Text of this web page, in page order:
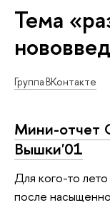
Тема
Группа ВКонтакте
Мини-отчет
Вышки'01
Для кого-то
после